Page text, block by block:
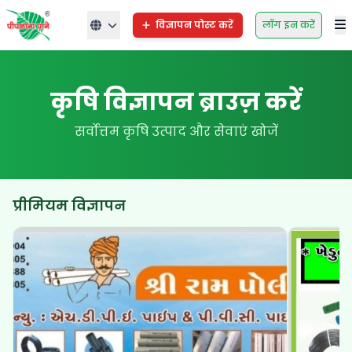
विज्ञापन पोस्ट करें लॉग इन करें
कृषि विज्ञापन ब्राउज़ करें
सर्वोत्तम कृषि उत्पाद और सेवाएं खोजें
प्रीमियम विज्ञापन